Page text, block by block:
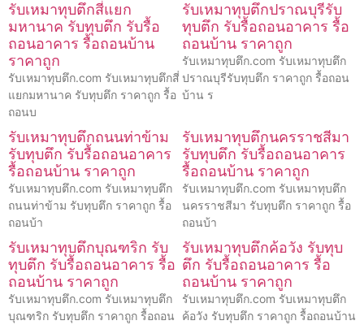
รับเหมาทุบตึกสี่แยก
มหานาค รับทุบตึก รับรื้อ
ถอนอาคาร รื้อถอนบ้าน
ราคาถูก
รับเหมาทุบตึก.com รับเหมาทุบตึกสี่
แยกมหานาค รับทุบตึก ราคาถูก รื้อ
ถอนบ
รับเหมาทุบตึกปราณบุรีรับ
ทุบตึก รับรื้อถอนอาคาร รื้อ
ถอนบ้าน ราคาถูก
รับเหมาทุบตึก.com รับเหมาทุบตึก
ปราณบุรีรับทุบตึก ราคาถูก รื้อถอน
บ้าน ร
รับเหมาทุบตึกถนนท่าข้าม
รับทุบตึก รับรื้อถอนอาคาร
รื้อถอนบ้าน ราคาถูก
รับเหมาทุบตึก.com รับเหมาทุบตึก
ถนนท่าข้าม รับทุบตึก ราคาถูก รื้อ
ถอนบ้า
รับเหมาทุบตึกนครราชสีมา
รับทุบตึก รับรื้อถอนอาคาร
รื้อถอนบ้าน ราคาถูก
รับเหมาทุบตึก.com รับเหมาทุบตึก
นครราชสีมา รับทุบตึก ราคาถูก รื้อ
ถอนบ้า
รับเหมาทุบตึกบุณฑริก รับ
ทุบตึก รับรื้อถอนอาคาร รื้อ
ถอนบ้าน ราคาถูก
รับเหมาทุบตึก.com รับเหมาทุบตึก
บุณฑริก รับทุบตึก ราคาถูก รื้อถอน
รับเหมาทุบตึกค้อวัง รับทุบ
ตึก รับรื้อถอนอาคาร รื้อ
ถอนบ้าน ราคาถูก
รับเหมาทุบตึก.com รับเหมาทุบตึก
ค้อวัง รับทุบตึก ราคาถูก รื้อถอนบ้าน